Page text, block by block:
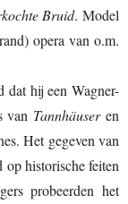
Bruid. Model
opera van o.m.
dat hij een Wagner-
van Tannhäuseren
Het gegeven van
op historische feiten
probeerden het